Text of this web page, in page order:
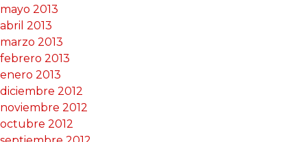
mayo 2013
abril 2013
marzo 2013
febrero 2013
enero 2013
diciembre 2012
noviembre 2012
octubre 2012